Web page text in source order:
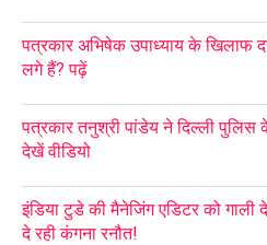
पत्रकार अभिषेक उपाध्याय के खिलाफ
लगे हैं? पढ़ें
पत्रकार तनुश्री पांडेय ने दिल्ली पुलिस
देखें वीडियो
इंडिया टुडे की मैनेजिंग एडिटर को
दे रही कंगना रनौत!